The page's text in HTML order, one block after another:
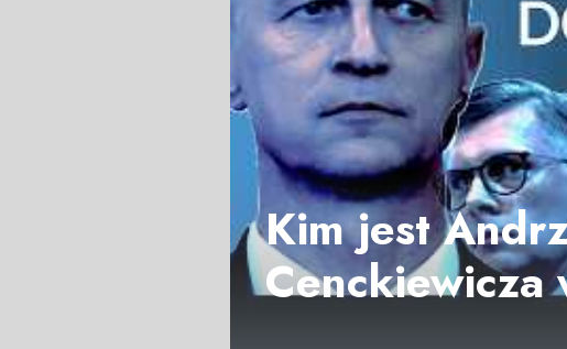
Kim jest
Cenckiewicza